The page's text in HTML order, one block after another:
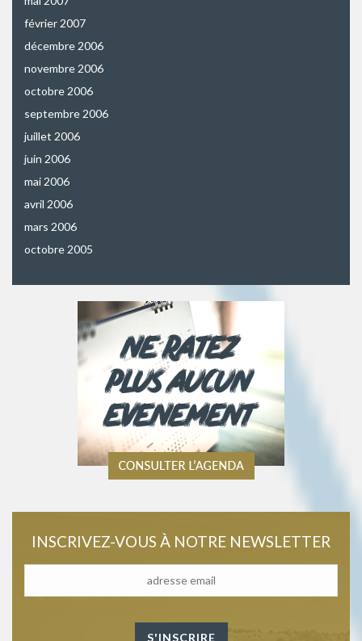
février 2007
décembre 2006
novembre 2006
octobre 2006
septembre 2006
juillet 2006
juin 2006
mai 2006
avril 2006
mars 2006
octobre 2005
INSCRIVEZ-VOUS À NOTRE NEWSLETTER